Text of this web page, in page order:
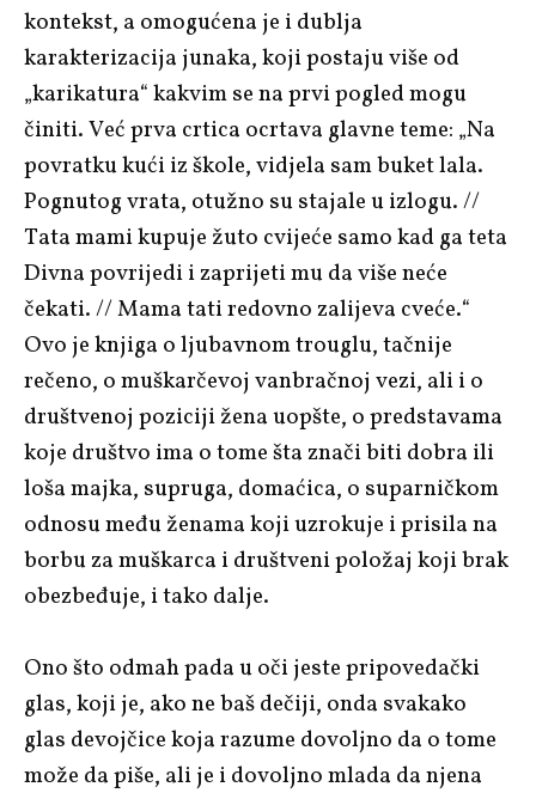
kontekst, a omogućena je i dublja
karakterizacija junaka, koji postaju više od
„karikatura“ kakvim se na prvi pogled mogu
činiti. Već prva crtica ocrtava glavne teme: „Na
povratku kući iz škole, vidjela sam buket lala.
Pognutog vrata, otužno su stajale u izlogu. //
Tata mami kupuje žuto cvijeće samo kad ga teta
Divna povrijedi i zaprijeti mu da više neće
čekati. // Mama tati redovno zalijeva cveće.“
Ovo je knjiga o ljubavnom trouglu, tačnije
rečeno, o muškarčevoj vanbračnoj vezi, ali i o
društvenoj poziciji žena uopšte, o predstavama
koje društvo ima o tome šta znači biti dobra ili
loša majka, supruga, domaćica, o suparničkom
odnosu među ženama koji uzrokuje i prisila na
borbu za muškarca i društveni položaj koji brak
obezbeđuje, i tako dalje.
Ono što odmah pada u oči jeste pripovedački
glas, koji je, ako ne baš dečiji, onda svakako
glas devojčice koja razume dovoljno da o tome
može da piše, ali je i dovoljno mlada da njena